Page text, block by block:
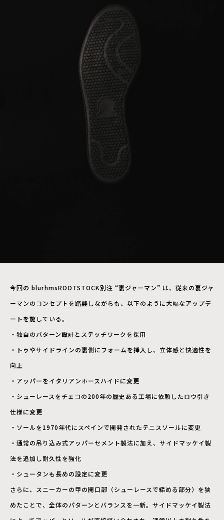
今回の blurhmsROOTSTOCK別注 “裏ジャーマン” は、従来の裏ジャ
ーマンのコンセプトを踏襲しながらも、以下のように大幅なアップデ
ートを施している。
・独自のパターン設計とステッチワークを採用
・トゥやサイドラインの裏側にフォームを挿入し、立体感と快適性を
向上
・アッパーをイタリアンホースハイドに変更
・シューレースをチェコの200年の歴史ある工場に依頼したロウ引き
仕様に変更
・ソールを1970年代にスペインで開発されたテニスソールに変更
・通常の吊り込み式アッパーセメント製法に加え、サイドマッケイ製
法を追加し耐久性を強化
・シュータンも長めの設定に変更
さらに、スニーカーの甲の開口部（シューレースで締める部分）を狭
めたことで、全体のパターンとバランスを一新。サイドマッケイ製法